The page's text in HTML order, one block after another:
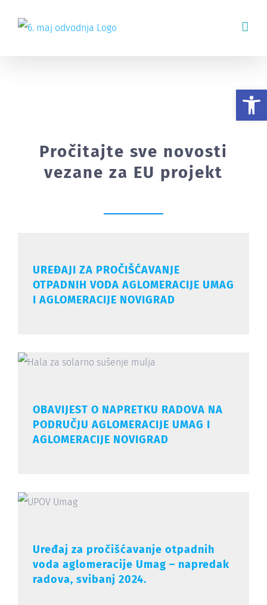
Pročitajte sve novosti
vezane za EU projekt
UREĐAJI ZA PROČIŠĆAVANJE
OTPADNIH VODA AGLOMERACIJE UMAG
I AGLOMERACIJE NOVIGRAD
OBAVIJEST O NAPRETKU RADOVA NA
PODRUČJU AGLOMERACIJE UMAG I
AGLOMERACIJE NOVIGRAD
Uređaj za pročišćavanje otpadnih
voda aglomeracije Umag – napredak
radova, svibanj 2024.